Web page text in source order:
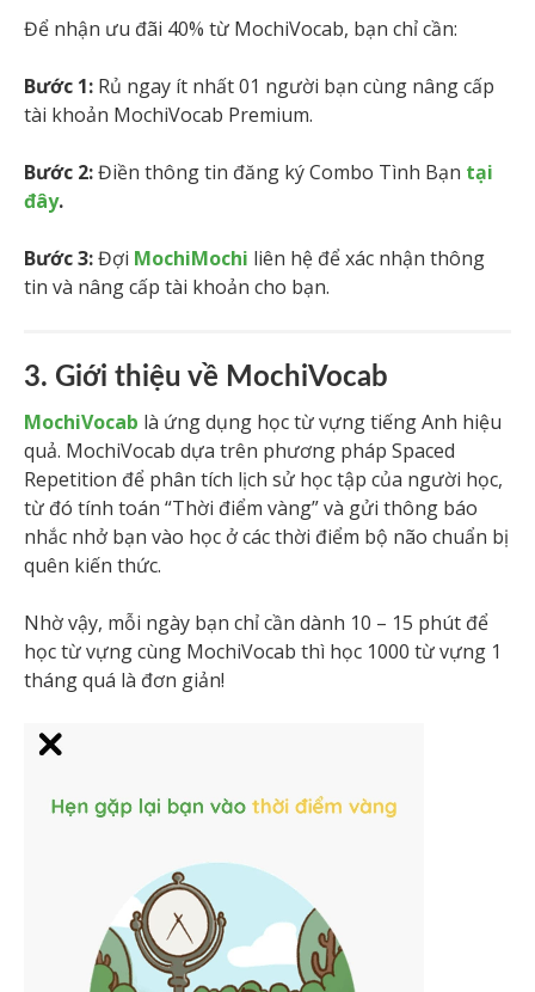
Để nhận ưu đãi 40% từ MochiVocab, bạn chỉ cần:
Bước 1: Rủ ngay ít nhất 01 người bạn cùng nâng cấp
tài khoản MochiVocab Premium.
Bước 2:Điền thông tin đăng ký Combo Tình Bạn tại
đây.
Bước 3:Đợi MochiMochi liên hệ để xác nhận thông
tin và nâng cấp tài khoản cho bạn.
3. Giới thiệu về MochiVocab
MochiVocab là ứng dụng học từ vựng tiếng Anh hiệu
quả. MochiVocab dựa trên phương pháp Spaced
Repetition để phân tích lịch sử học tập của người học,
từ đó tính toán “Thời điểm vàng” và gửi thông báo
nhắc nhở bạn vào học ở các thời điểm bộ não chuẩn bị
quên kiến thức.
Nhờ vậy, mỗi ngày bạn chỉ cần dành 10 – 15 phút để
học từ vựng cùng MochiVocab thì học 1000 từ vựng 1
tháng quá là đơn giản!